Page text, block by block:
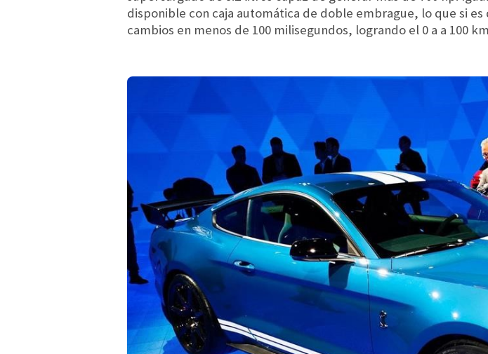
disponible con caja automática de doble embrague, lo que si
cambios en menos de 100 milisegundos, logrando el 0 a a 100